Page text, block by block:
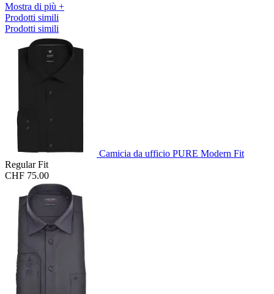
Mostra di più +
Prodotti simili
Prodotti simili
Camicia da ufficio PURE Modern Fit
Regular Fit
CHF 75.00